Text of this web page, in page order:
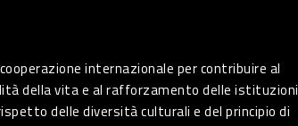
internazionale per contribuire al
della vita e al rafforzamento delle istituzioni
delle diversità culturali e del principio di